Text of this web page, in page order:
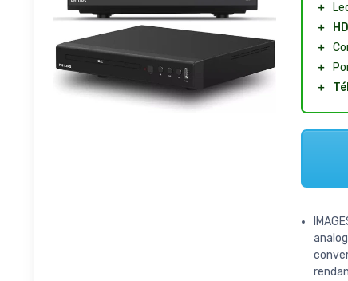
＋
＋
＋
＋
＋